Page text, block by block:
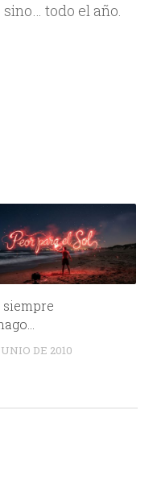
todo el año.
siempre
DE 2010